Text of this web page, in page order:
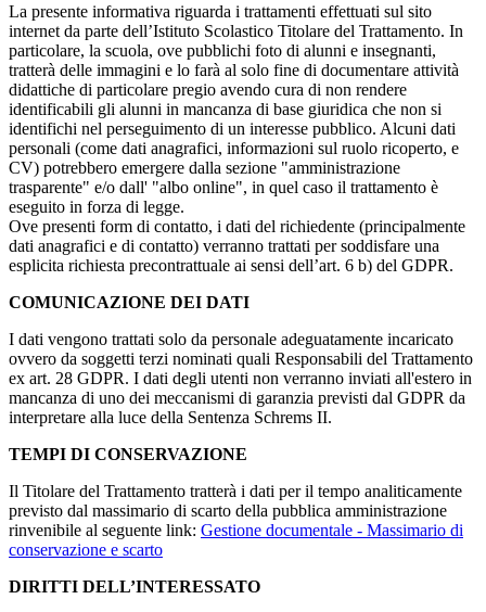
La presente informativa riguarda i trattamenti effettuati sul sito
internet da parte dell’Istituto Scolastico Titolare del Trattamento. In
particolare, la scuola, ove pubblichi foto di alunni e insegnanti,
tratterà delle immagini e lo farà al solo fine di documentare attività
didattiche di particolare pregio avendo cura di non rendere
identificabili gli alunni in mancanza di base giuridica che non si
identifichi nel perseguimento di un interesse pubblico. Alcuni dati
personali (come dati anagrafici, informazioni sul ruolo ricoperto, e
CV) potrebbero emergere dalla sezione "amministrazione
trasparente" e/o dall' "albo online", in quel caso il trattamento è
eseguito in forza di legge.
Ove presenti form di contatto, i dati del richiedente (principalmente
dati anagrafici e di contatto) verranno trattati per soddisfare una
esplicita richiesta precontrattuale ai sensi dell’art. 6 b) del GDPR.
COMUNICAZIONE DEI DATI
I dati vengono trattati solo da personale adeguatamente incaricato
ovvero da soggetti terzi nominati quali Responsabili del Trattamento
ex art. 28 GDPR. I dati degli utenti non verranno inviati all'estero in
mancanza di uno dei meccanismi di garanzia previsti dal GDPR da
interpretare alla luce della Sentenza Schrems II.
TEMPI DI CONSERVAZIONE
Il Titolare del Trattamento tratterà i dati per il tempo analiticamente
previsto dal massimario di scarto della pubblica amministrazione
rinvenibile al seguente link: Gestione documentale - Massimario di
conservazione e scarto
DIRITTI DELL’INTERESSATO